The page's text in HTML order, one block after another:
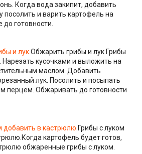
Когда вода закипит, добавить
посолить и варить картофель на
готовности.
Обжарить грибы и лук.Грибы
кусочками и выложить на
маслом. Добавить
лук. Посолить и посыпать
перцем. Обжаривать до готовности
Грибы с луком
Когда картофель будет готов,
обжаренные грибы с луком.